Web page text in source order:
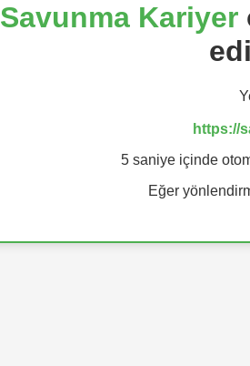
Savunma Kariyer
https://
5 saniye içinde
Eğer